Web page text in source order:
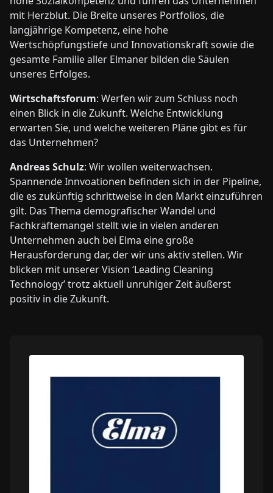
mit Herzblut. Die Breite unseres Portfolios, die
langjährige Kompetenz, eine hohe
Wertschöpfungstiefe und Innovationskraft sowie die
gesamte Familie aller Elmaner bilden die Säulen
unseres Erfolges.
Wirtschaftsforum: Werfen wir zum Schluss noch
einen Blick in die Zukunft. Welche Entwicklung
erwarten Sie, und welche weiteren Pläne gibt es für
das Unternehmen?
Andreas Schulz: Wir wollen weiterwachsen.
Spannende Innvoationen befinden sich in der Pipeline,
die es zukünftig schrittweise in den Markt einzuführen
gilt. Das Thema demografischer Wandel und
Fachkräftemangel stellt wie in vielen anderen
Unternehmen auch bei Elma eine große
Herausforderung dar, der wir uns aktiv stellen. Wir
blicken mit unserer Vision ʻLeading Cleaning
Technology’ trotz aktuell unruhiger Zeit äußerst
positiv in die Zukunft.